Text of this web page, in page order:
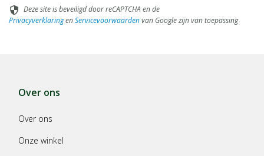
security Deze site is beveiligd door reCAPTCHA en de
PrivacyverklaringenServicevoorwaardenvan Google zijn van toepassing
Over ons
Over ons
Onze winkel